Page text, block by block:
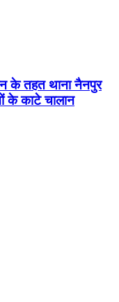
के तहत थाना नैनपुर
के काटे चालान